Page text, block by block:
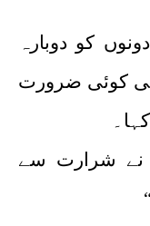
کو دوبارہ
کی کوئی ضرورت
نے شرارت سے